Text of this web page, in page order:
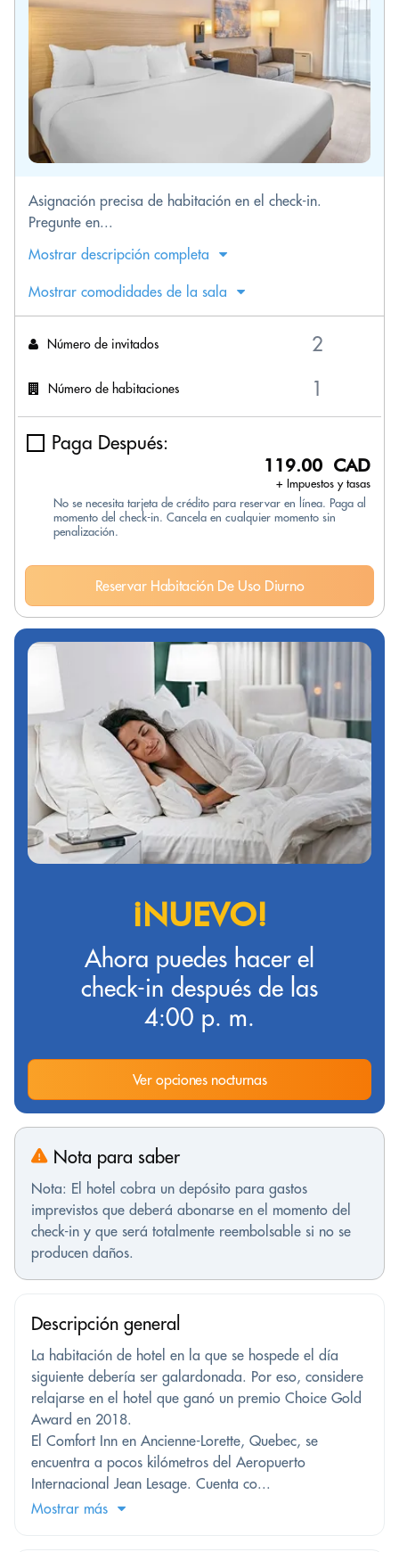
Asignación precisa de habitación en el check-in.
Pregunte en...
Mostrar descripción completa
Mostrar comodidades de la sala
Número de invitados
Número de habitaciones
Paga Después:
119.00 CAD
+ Impuestos y tasas
No se necesita tarjeta de crédito para reservar en línea. Paga al
momento del check-in. Cancela en cualquier momento sin
penalización.
Reservar Habitación De Uso Diurno
¡NUEVO!
Ahora puedes hacer el
check-in después de las
4:00 p. m.
Ver opciones nocturnas
Nota para saber
Nota: El hotel cobra un depósito para gastos
imprevistos que deberá abonarse en el momento del
check-in y que será totalmente reembolsable si no se
producen daños.
Descripción general
La habitación de hotel en la que se hospede el día
siguiente debería ser galardonada. Por eso, considere
relajarse en el hotel que ganó un premio Choice Gold
Award en 2018.
El Comfort Inn en Ancienne-Lorette, Quebec, se
encuentra a pocos kilómetros del Aeropuerto
Internacional Jean Lesage. Cuenta co...
Mostrar más